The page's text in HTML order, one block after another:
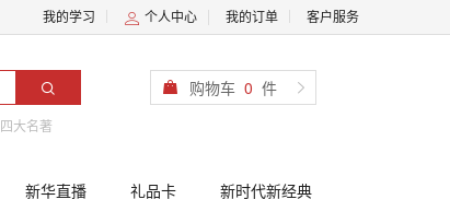
我的学习 个人中心 我的订单 客户服务
四大名著
购物车 0 件
新华直播 礼品卡 新时代新经典